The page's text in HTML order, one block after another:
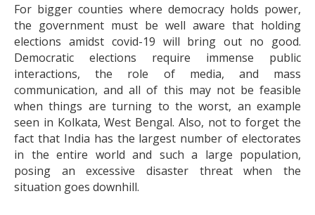
For bigger counties where democracy holds power,
the government must be well aware that holding
elections amidst covid-19 will bring out no good.
Democratic elections require immense public
interactions, the role of media, and mass
communication, and all of this may not be feasible
when things are turning to the worst, an example
seen in Kolkata, West Bengal. Also, not to forget the
fact that India has the largest number of electorates
in the entire world and such a large population,
posing an excessive disaster threat when the
situation goes downhill.